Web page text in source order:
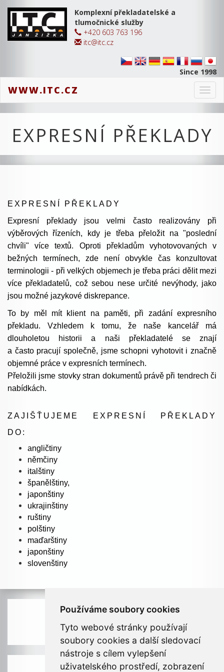
Používáme soubory cookies
Tyto webové stránky používají
soubory cookies a další sledovací
nástroje s cílem vylepšení
uživatelského prostředí, zobrazení
Komplexní překladatelské a
tlumočnické služby
+420 603 763 196
itc@itc.cz
Since 1998
WWW.ITC.CZ
EXPRESNÍ PŘEKLADY
EXPRESNÍ PŘEKLADY
Expresní překlady jsou velmi často realizovány při
výběrových řízeních, kdy je třeba přeložit na "poslední
chvíli" více textů. Oproti překladům vyhotovovaných v
bežných termínech, zde není obvykle čas konzultovat
terminologii - při velkých objemech je třeba práci dělit mezi
více překladatelů, což sebou nese určité nevýhody, jako
jsou možné jazykové diskrepance.
To by měl mít klient na paměti, při zadání expresního
překladu. Vzhledem k tomu, že naše kancelář má
dlouholetou historii a naši překladatelé se znají
a často pracují společně, jsme schopni vyhotovit i značně
objemné práce v expresních termínech.
Přeložili jsme stovky stran dokumentů právě při tendrech či
nabídkách.
ZAJIŠŤUJEME EXPRESNÍ PŘEKLADY
DO:
angličtiny
němčiny
italštiny
španělštiny,
japonštiny
ukrajinštiny
ruštiny
polštiny
maďarštiny
japonštiny
slovenštiny
Telefon: 731 411 319